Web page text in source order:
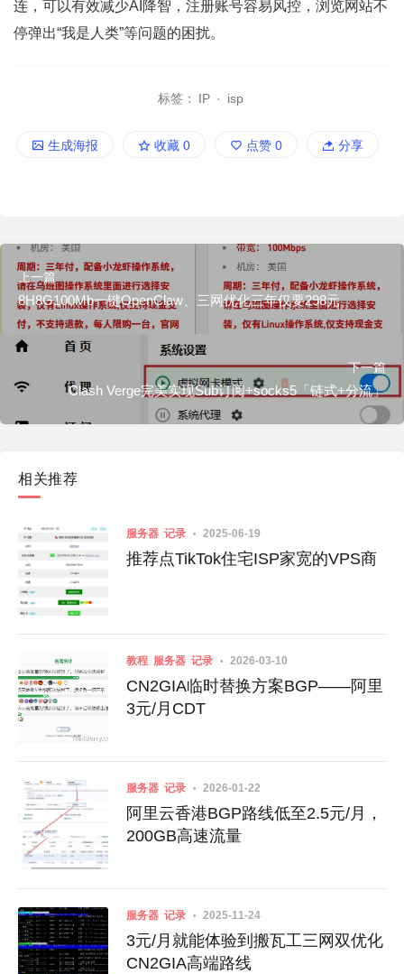
连，可以有效减少AI降智，注册账号容易风控，浏览网站不
停弹出“我是人类”等问题的困扰。
标签： IP · isp
生成海报 收藏 0 点赞 0 分享
上一篇
8H8G100Mb一键OpenClaw、三网优化三年仅要298元
下一篇
Clash Verge完美实现Sub订阅+socks5「链式+分流」
相关推荐
服务器 记录 2025-06-19
推荐点TikTok住宅ISP家宽的VPS商
教程 服务器 记录 2026-03-10
CN2GIA临时替换方案BGP——阿里
3元/月CDT
服务器 记录 2026-01-22
阿里云香港BGP路线低至2.5元/月，
200GB高速流量
服务器 记录 2025-11-24
3元/月就能体验到搬瓦工三网双优化
CN2GIA高端路线